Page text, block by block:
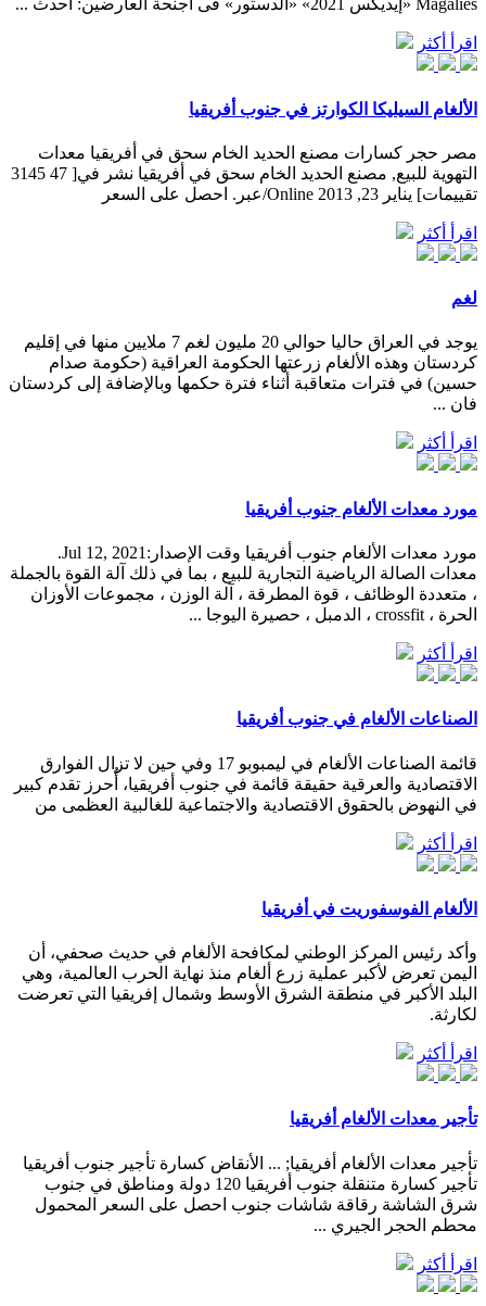
Magalies «إيديكس 2021» «الدستور» فى أجنحة العارضين: أحدث ...
اقرأ أكثر
الألغام السيليكا الكوارتز في جنوب أفريقيا
مصر حجر كسارات مصنع الحديد الخام سحق في أفريقيا معدات
التهوية للبيع, مصنع الحديد الخام سحق في أفريقيا نشر في[ 47 3145
تقييمات] يناير 23, 2013 Online/عبر. احصل على السعر
اقرأ أكثر
لغم
يوجد في العراق حاليا حوالي 20 مليون لغم 7 ملايين منها في إقليم
كردستان وهذه الألغام زرعتها الحكومة العراقية (حكومة صدام
حسين) في فترات متعاقبة أثناء فترة حكمها وبالإضافة إلى كردستان
فان ...
اقرأ أكثر
مورد معدات الألغام جنوب أفريقيا
مورد معدات الألغام جنوب أفريقيا وقت الإصدار:Jul 12, 2021.
معدات الصالة الرياضية التجارية للبيع ، بما في ذلك آلة القوة بالجملة
، متعددة الوظائف ، قوة المطرقة ، آلة الوزن ، مجموعات الأوزان
الحرة ، crossfit ، الدمبل ، حصيرة اليوجا ...
اقرأ أكثر
الصناعات الألغام في جنوب أفريقيا
قائمة الصناعات الألغام في ليمبوبو 17 وفي حين لا تزال الفوارق
الاقتصادية والعرقية حقيقة قائمة في جنوب أفريقيا، أُحرز تقدم كبير
في النهوض بالحقوق الاقتصادية والاجتماعية للغالبية العظمى من
اقرأ أكثر
الألغام الفوسفوريت في أفريقيا
وأكد رئيس المركز الوطني لمكافحة الألغام في حديث صحفي، أن
اليمن تعرض لأكبر عملية زرع ألغام منذ نهاية الحرب العالمية، وهي
البلد الأكبر في منطقة الشرق الأوسط وشمال إفريقيا التي تعرضت
لكارثة.
اقرأ أكثر
تأجير معدات الألغام أفريقيا
تأجير معدات الألغام أفريقيا; ... الأنقاض كسارة تأجير جنوب أفريقيا
تأجير كسارة متنقلة جنوب أفريقيا 120 دولة ومناطق في جنوب
شرق الشاشة رقاقة شاشات جنوب احصل على السعر المحمول
محطم الحجر الجيري ...
اقرأ أكثر